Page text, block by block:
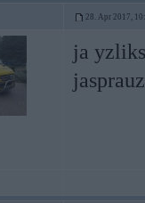
28. Apr 2017,
ja